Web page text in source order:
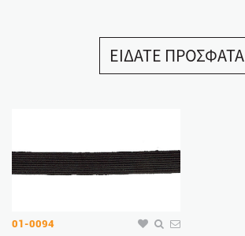
ΕΙΔΑΤΕ ΠΡΟΣΦΑΤΑ
01-0094